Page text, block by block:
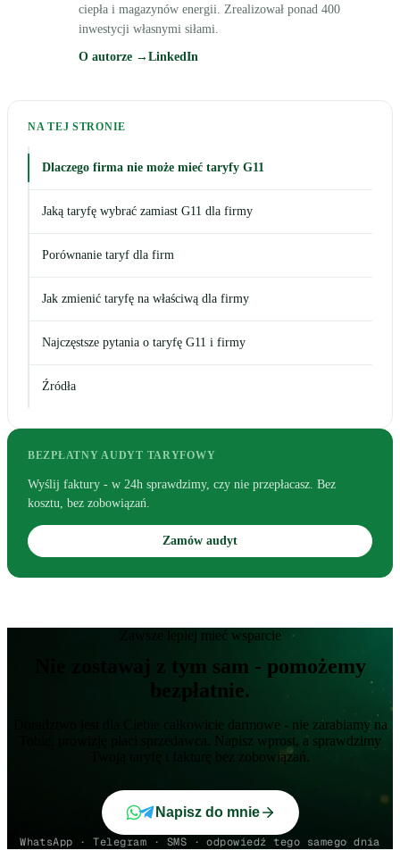
ciepła i magazynów energii. Zrealizował ponad 400
inwestycji własnymi siłami.
O autorze → LinkedIn
NA TEJ STRONIE
Dlaczego firma nie może mieć taryfy G11
Jaką taryfę wybrać zamiast G11 dla firmy
Porównanie taryf dla firm
Jak zmienić taryfę na właściwą dla firmy
Najczęstsze pytania o taryfę G11 i firmy
Źródła
BEZPŁATNY AUDYT TARYFOWY
Wyślij faktury - w 24h sprawdzimy, czy nie przepłacasz. Bez
kosztu, bez zobowiązań.
Zamów audyt
Zawsze lepiej mieć wsparcie
Nie zostawaj z tym sam - pomożemy
bezpłatnie.
Doradztwo jest dla Ciebie całkowicie darmowe - nie zarabiamy na
Tobie, prowizję płaci sprzedawca. Napisz wprost, a sprawdzimy
Twoją taryfę i fakturę bez zobowiązań.
Napisz do mnie
WhatsApp · Telegram · SMS · odpowiedź tego samego dnia